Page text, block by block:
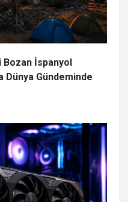
Bozan İspanyol
Dünya Gündeminde